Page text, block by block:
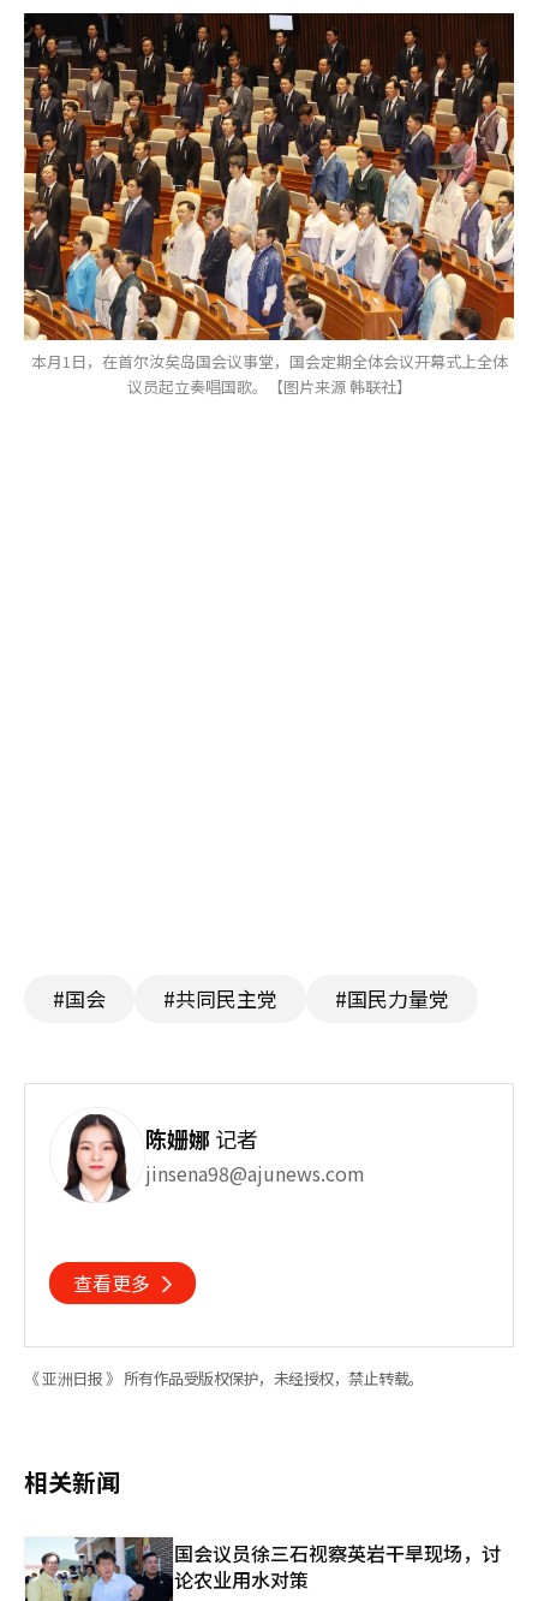
本月1日，在首尔汝矣岛国会议事堂，国会定期全体会议开幕式上全体
议员起立奏唱国歌。【图片来源 韩联社】
#国会 #共同民主党 #国民力量党
陈姗娜记者
jinsena98@ajunews.com
查看更多
《 亚洲日报 》 所有作品受版权保护，未经授权，禁止转载。
相关新闻
国会议员徐三石视察英岩干旱现场，讨
论农业用水对策